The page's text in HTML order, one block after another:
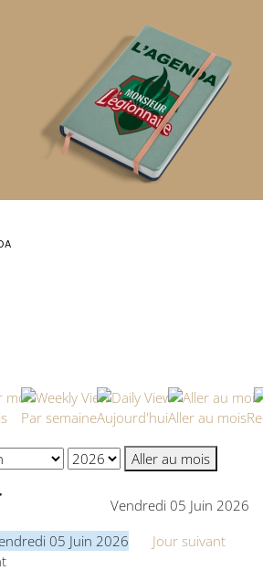
Par semaineAujourd'huiAller au mois
Aller au mois
Vendredi 05 Juin 2026
05 Juin 2026
Jour suivant